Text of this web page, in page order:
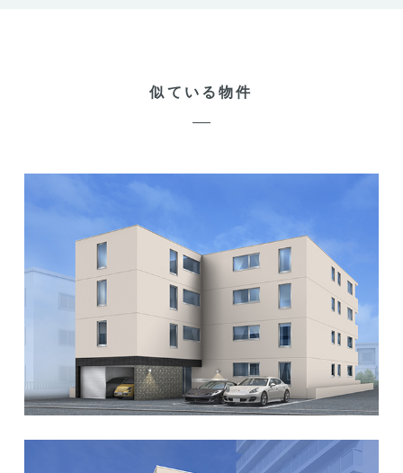
似ている物件